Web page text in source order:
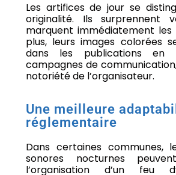
Les artifices de jour se
originalité. Ils surprennent
marquent immédiatement les
plus, leurs images colorées
dans les publications
campagnes de
notoriété de l’organisateur.
Une meilleure
réglementaire
Dans certaines communes,
sonores nocturnes
l’organisation d’un feu